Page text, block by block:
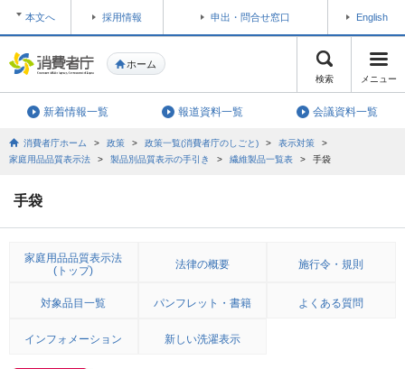
ホーム
本文へ 採用情報 申出・問合せ窓口 English
メニュー
検索
新着情報一覧 報道資料一覧 会議資料一覧
消費者庁ホーム > 政策 > 政策一覧(消費者庁のしごと) > 表示対策
>
家庭用品品質表示法
> 製品別品質表示の手引き > 繊維製品一覧表 > 手袋
手袋
家庭用品品質表示法
(トップ)
法律の概要 施行令・規則
対象品目一覧 パンフレット・書籍 よくある質問
インフォメーション 新しい洗濯表示